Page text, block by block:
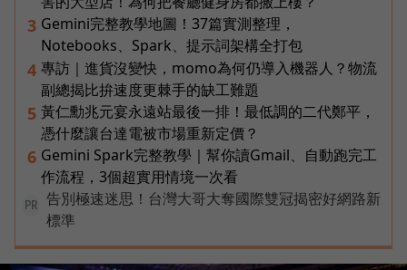
3 Gemini完整教學地圖！37篇實測整理，
Notebooks、Spark、提示詞架構全打包
4 專訪｜進貨沒變快，momo為何仍導入機器人？物流
副總揭比拚速度更棘手的缺工難題
5 黃仁勳兆元宴永遠站最後一排！最低調的二代鄭平，
憑什麼讓台達電被市場重新定價？
6 Gemini Spark完整教學｜幫你讀Gmail、自動跑完工
作流程，3個超實用情境一次看
PR
告別極速迷思！台灣大哥大奪國際雙冠揭密好網路新
標準